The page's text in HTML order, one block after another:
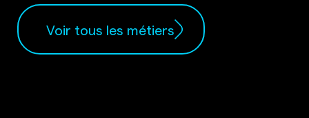
Voir tous les métiers